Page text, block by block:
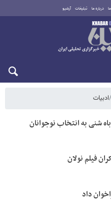
درباره ما تبلیغات آرشیو
ادبیات
شنی به انتخاب نوجوانان
فیلم نولان
داد